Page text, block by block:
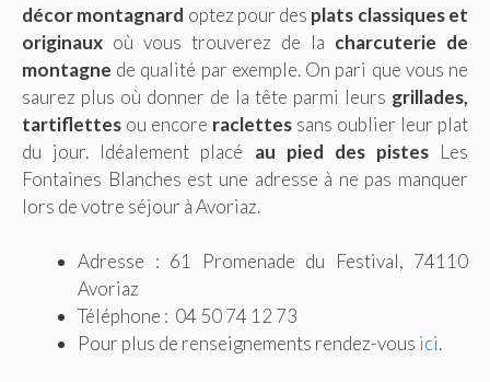
décor montagnard optez pour des plats classiques et
originaux où vous trouverez de la charcuterie de
montagne de qualité par exemple. On pari que vous ne
saurez plus où donner de la tête parmi leurs grillades,
tartiflettes ou encore raclettes sans oublier leur plat
du jour. Idéalement placé au pied des pistesLes
Fontaines Blanches est une adresse à ne pas manquer
lors de votre séjour à Avoriaz.
Adresse : 61 Promenade du Festival, 74110
Avoriaz
Téléphone : 04 50 74 12 73
Pour plus de renseignements rendez-vous ici.